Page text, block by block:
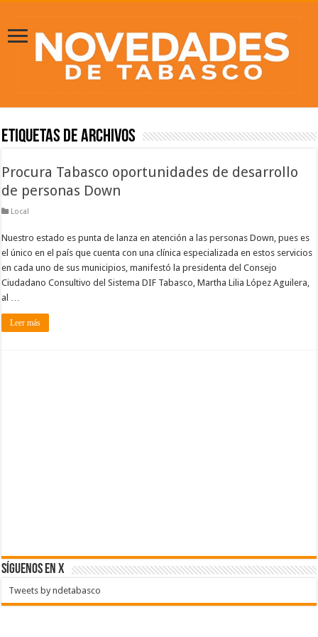
Etiquetas de Archivos
Procura Tabasco oportunidades de desarrollo
de personas Down
Local
Nuestro estado es punta de lanza en atención a las personas Down, pues es
el único en el país que cuenta con una clínica especializada en estos servicios
en cada uno de sus municipios, manifestó la presidenta del Consejo
Ciudadano Consultivo del Sistema DIF Tabasco, Martha Lilia López Aguilera,
al …
Leer más
SÍGUENOS EN X
Tweets by ndetabasco